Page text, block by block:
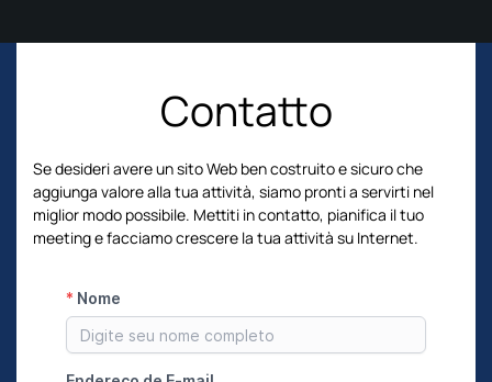
Contatto
Se desideri avere un sito Web ben costruito e sicuro che
aggiunga valore alla tua attività, siamo pronti a servirti nel
miglior modo possibile. Mettiti in contatto, pianifica il tuo
meeting e facciamo crescere la tua attività su Internet.